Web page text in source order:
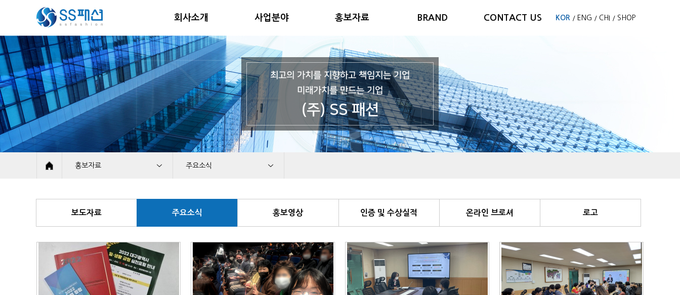
회사소개 사업분야 홍보자료 BRAND CONTACT US KOR / ENG / CHI / SHOP
최고의 가치를 지향하고 책임지는 기업
미래가치를 만드는 기업
(주) SS 패션
홍보자료 주요소식
사업분야
홍보자료
BRAND
CONTACT US
주요소식
홍보영상
인증 및 수상실적
온라인 브로셔
로고
보도자료 주요소식 홍보영상 인증 및 수상실적 온라인 브로셔 로고